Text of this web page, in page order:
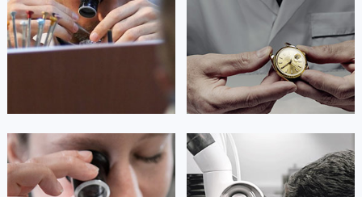
山东省德州市德城区东风中路天梭售后服务中心（需提前预约）
山东省东营市东营区济南路天梭售后服务中心（需提前预约）
山东省济南市历下区经十路11111号华润中心写字楼（万象城）15层1508室天梭售后服务中心（需提前预约）
山东省济宁市任城区太白楼路天梭售后服务中心（需提前预约）
山东省莱芜市文化南路8号银座商城名表维修一楼名表维修天梭售后服务中心（需提前预约）
山东省日照市东港区烟台路天梭售后服务中心（需提前预约）
山东省泰安市泰山区财源街道泰山大街天梭售后服务中心（需提前预约）
 广州天梭维修  深圳天梭维修
安尼塔·阿普里尔
资深天梭技师
是天梭售后维修服务中心
贝亚特·布兰奇
资深天梭技师
是天梭售后维修服务中心